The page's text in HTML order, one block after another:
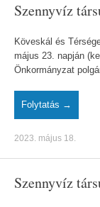
Szennyvíz
Köveskál és
május 23. napján
Önkormányzat
Folytatás →
2023. május 18.
Szennyvíz